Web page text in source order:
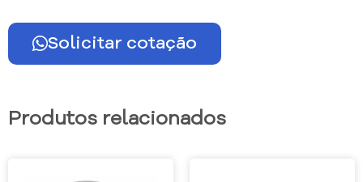
Solicitar cotação
Produtos relacionados